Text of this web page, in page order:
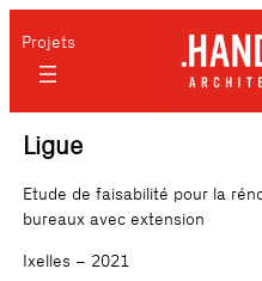
Projets
Ligue
Etude de faisabilité pour la
bureaux avec extension
Ixelles – 2021